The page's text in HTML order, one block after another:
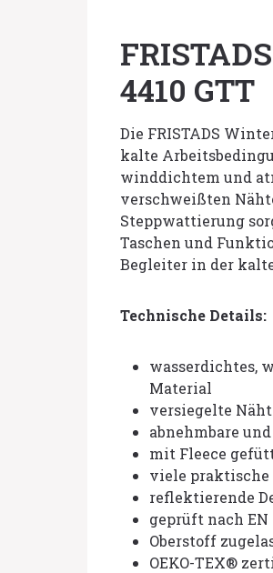
4410 GTT
Die FRISTADS
kalte
winddichtem und
verschweißten
Steppwattierung
Taschen und
Begleiter in der
Technische Details:
wasserdichtes,
Material
versiegelte
abnehmbare
mit Fleece
viele praktische
reflektierende
geprüft nach EN
Oberstoff
OEKO-TEX®